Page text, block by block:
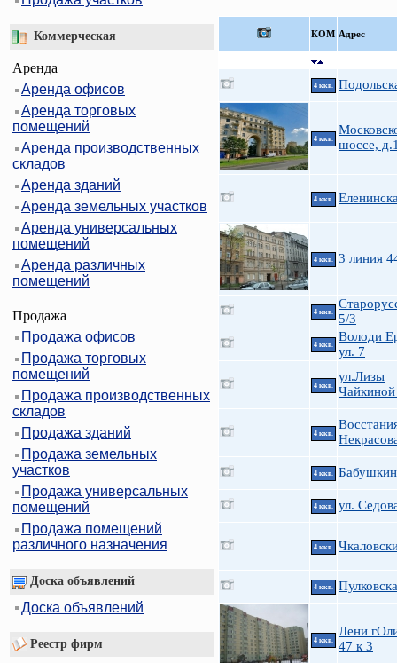
Коммерческая
Аренда
Аренда офисов
Аренда торговых
помещений
Аренда производственных
складов
Аренда зданий
Аренда земельных участков
Аренда универсальных
помещений
Аренда различных
помещений
Продажа
Продажа офисов
Продажа торговых
помещений
Продажа производственных
складов
Продажа зданий
Продажа земельных
участков
Продажа универсальных
помещений
Продажа помещений
различного назначения
Доска объявлений
Доска объявлений
Реестр фирм
Павловский
Приморский
Фрунзенский
КOМ Адрес
4 ккв.
4 ккв.
шоссе,
4 ккв.
4 ккв. 3 линия
4 ккв.
5/3
4 ккв.
Володи
ул. 7
4 ккв.
ул.Лизы
4 ккв.
4 ккв.
4 ккв. ул.
4 ккв.
4 ккв.
4 ккв.
Лени
47 к 3